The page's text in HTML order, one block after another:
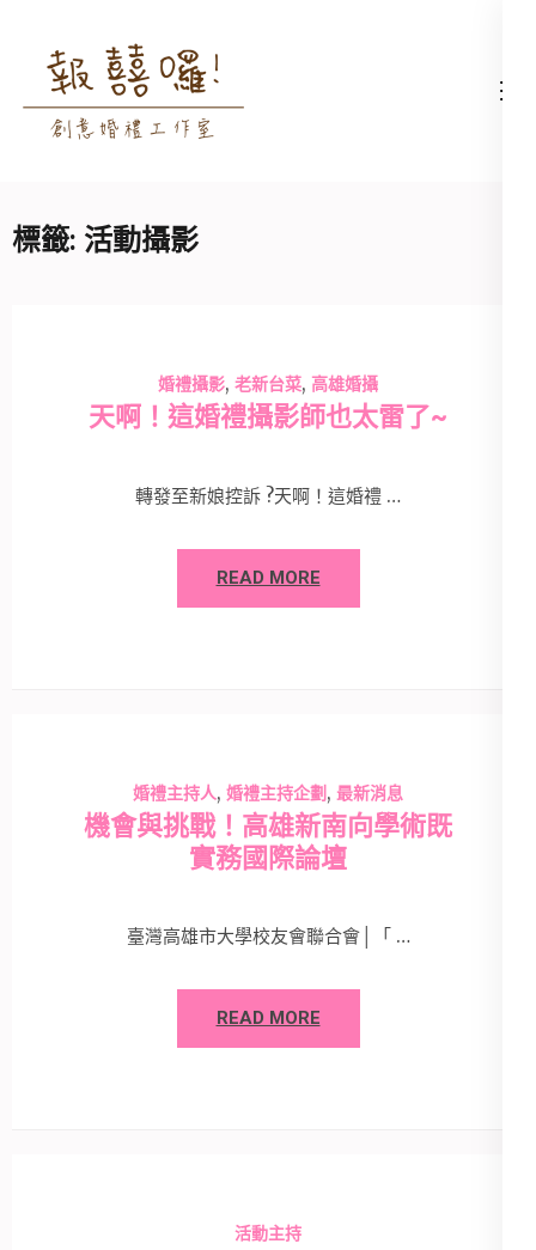
content
(Press
高雄婚禮主持│婚禮攝影
高雄婚禮主持、推薦婚禮主持、
標籤: 活動攝影
婚禮攝影, 老新台菜, 高雄婚攝
天啊！這婚禮攝影師也太雷了~
轉發至新娘控訴 ?天啊！這婚禮 …
READ MORE
婚禮主持人, 婚禮主持企劃 , 最新消息
機會與挑戰！高雄新南向學術既
實務國際論壇
臺灣高雄市大學校友會聯合會│「 …
READ MORE
活動主持